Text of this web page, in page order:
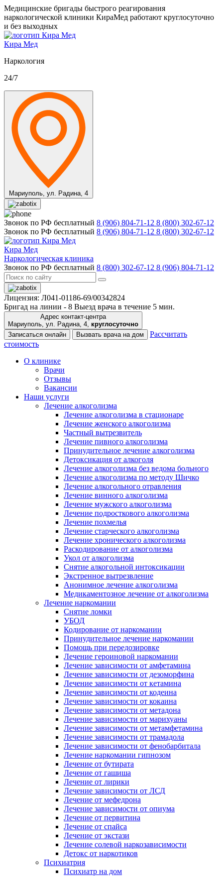
Медицинские бригады быстрого реагирования
наркологической клиники КираМед работают круглосуточно
и без выходных
Кира Мед
Наркология
24/7
Мариуполь, ул. Радина, 4
Звонок по РФ бесплатный 8 (906) 804-71-12 8 (800) 302-67-12
Звонок по РФ бесплатный 8 (906) 804-71-12 8 (800) 302-67-12
Кира Мед
Наркологическая клиника
Звонок по РФ бесплатный 8 (800) 302-67-12 8 (906) 804-71-12
Лицензия: Л041-01186-69/00342824
Бригад на линии - 8 Выезд врача в течение 5 мин.
Адрес контакт-центра
Мариуполь, ул. Радина, 4, круглосуточно
Записаться онлайн
Вызвать врача на дом
Рассчитать
стоимость
О клинике
Врачи
Отзывы
Вакансии
Наши услуги
Лечение алкоголизма
Лечение алкоголизма в стационаре
Лечение женского алкоголизма
Частный вытрезвитель
Лечение пивного алкоголизма
Принудительное лечение алкоголизма
Детоксикация от алкоголя
Лечение алкоголизма без ведома больного
Лечение алкоголизма по методу Шичко
Лечение алкогольного отравления
Лечение винного алкоголизма
Лечение мужского алкоголизма
Лечение подросткового алкоголизма
Лечение похмелья
Лечение старческого алкоголизма
Лечение хронического алкоголизма
Раскодирование от алкоголизма
Укол от алкоголизма
Снятие алкогольной интоксикации
Экстренное вытрезвление
Анонимное лечение алкоголизма
Медикаментозное лечение от алкоголизма
Лечение наркомании
Снятие ломки
УБОД
Кодирование от наркомании
Принудительное лечение наркомании
Помощь при передозировке
Лечение героиновой наркомании
Лечение зависимости от амфетамина
Лечение зависимости от дезоморфина
Лечение зависимости от кетамина
Лечение зависимости от кодеина
Лечение зависимости от кокаина
Лечение зависимости от метадона
Лечение зависимости от марихуаны
Лечение зависимости от метамфетамина
Лечение зависимости от трамадола
Лечение зависимости от фенобарбитала
Лечение наркомании гипнозом
Лечение от бутирата
Лечение от гашиша
Лечение от лирики
Лечение зависимости от ЛСД
Лечение от мефедрона
Лечение зависимости от опиума
Лечение от первитина
Лечение от спайса
Лечение от экстази
Лечение солевой наркозависимости
Детокс от наркотиков
Психиатрия
Психиатр на дом